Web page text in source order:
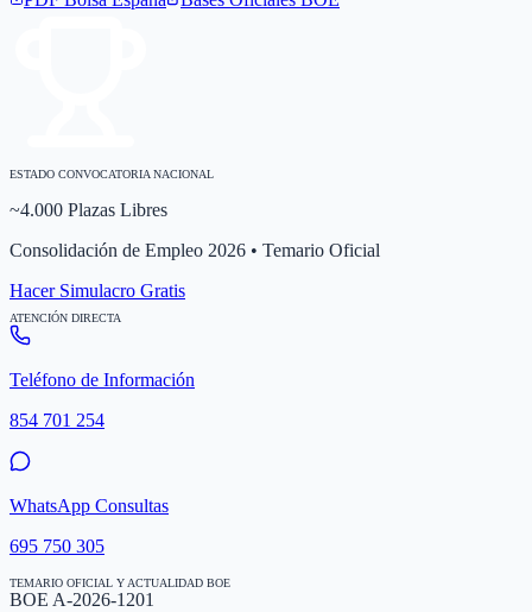
ESTADO CONVOCATORIA NACIONAL
~4.000 Plazas Libres
Consolidación de Empleo 2026 • Temario Oficial
Hacer Simulacro Gratis
ATENCIÓN DIRECTA
Teléfono de Información
854 701 254
WhatsApp Consultas
695 750 305
TEMARIO OFICIAL Y ACTUALIDAD BOE
BOE A-2026-1201